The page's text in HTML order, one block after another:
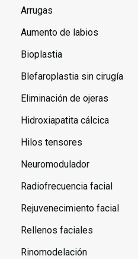
Arrugas
Aumento de labios
Bioplastia
Blefaroplastia sin cirugía
Eliminación de ojeras
Hidroxiapatita cálcica
Hilos tensores
Neuromodulador
Radiofrecuencia facial
Rejuvenecimiento facial
Rellenos faciales
Rinomodelación